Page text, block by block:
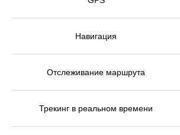
Навигация
Отслеживание маршрута
Трекинг в реальном времени